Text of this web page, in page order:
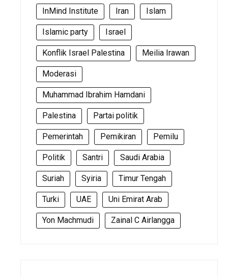
InMind Institute Iran Islam
Islamic party Israel
Konflik Israel Palestina Meilia Irawan
Moderasi
Muhammad Ibrahim Hamdani
Palestina Partai politik
Pemerintah Pemikiran Pemilu
Politik Santri Saudi Arabia
Suriah Syiria Timur Tengah
Turki UAE Uni Emirat Arab
Yon Machmudi Zainal C Airlangga